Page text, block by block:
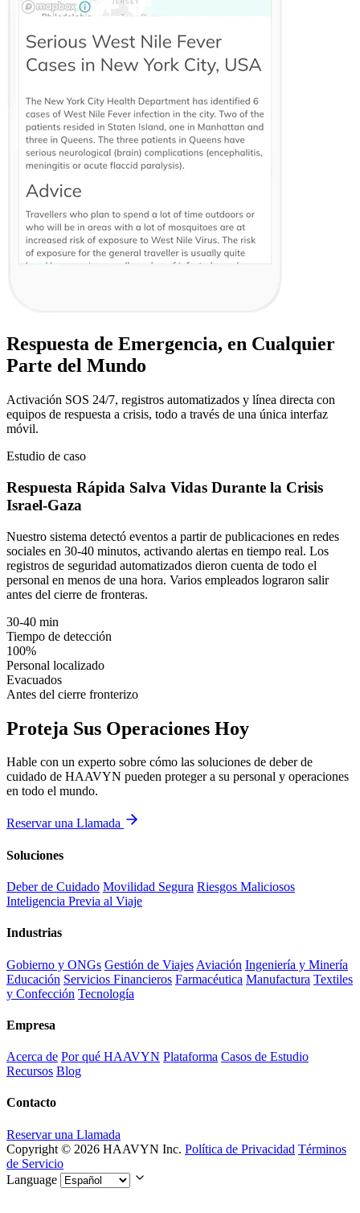
Respuesta de Emergencia, en Cualquier
Parte del Mundo
Activación SOS 24/7, registros automatizados y línea directa con
equipos de respuesta a crisis, todo a través de una única interfaz
móvil.
Estudio de caso
Respuesta Rápida Salva Vidas Durante la Crisis
Israel-Gaza
Nuestro sistema detectó eventos a partir de publicaciones en redes
sociales en 30-40 minutos, activando alertas en tiempo real. Los
registros de seguridad automatizados dieron cuenta de todo el
personal en menos de una hora. Varios empleados lograron salir
antes del cierre de fronteras.
30-40 min
Tiempo de detección
100%
Personal localizado
Evacuados
Antes del cierre fronterizo
Proteja Sus Operaciones Hoy
Hable con un experto sobre cómo las soluciones de deber de
cuidado de HAAVYN pueden proteger a su personal y operaciones
en todo el mundo.
Reservar una Llamada
Soluciones
Deber de Cuidado Movilidad Segura Riesgos Maliciosos
Inteligencia Previa al Viaje
Industrias
Gobierno y ONGs Gestión de Viajes Aviación Ingeniería y Minería
Educación Servicios Financieros Farmacéutica Manufactura Textiles
y Confección Tecnología
Empresa
Acerca de Por qué HAAVYN Plataforma Casos de Estudio
Recursos Blog
Contacto
Reservar una Llamada
Copyright © 2026 HAAVYN Inc. Política de Privacidad Términos
de Servicio
Language